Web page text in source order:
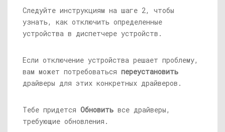
Следуйте инструкциям на шаге 2, чтобы
узнать, как отключить определенные
устройства в диспетчере устройств.
Если отключение устройства решает проблему,
вам может потребоваться переустановить
драйверы для этих конкретных драйверов.
Тебе придется Обновить все драйверы,
требующие обновления.